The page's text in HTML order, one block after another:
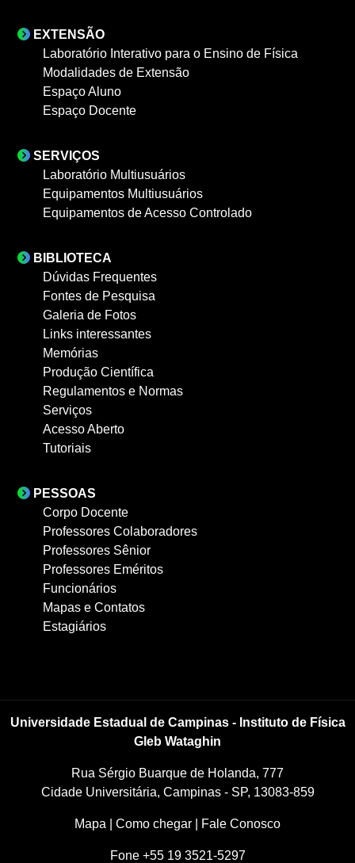
EXTENSÃO
Laboratório Interativo para o Ensino de Física
Modalidades de Extensão
Espaço Aluno
Espaço Docente
SERVIÇOS
Laboratório Multiusuários
Equipamentos Multiusuários
Equipamentos de Acesso Controlado
BIBLIOTECA
Dúvidas Frequentes
Fontes de Pesquisa
Galeria de Fotos
Links interessantes
Memórias
Produção Científica
Regulamentos e Normas
Serviços
Acesso Aberto
Tutoriais
PESSOAS
Corpo Docente
Professores Colaboradores
Professores Sênior
Professores Eméritos
Funcionários
Mapas e Contatos
Estagiários
Universidade Estadual de Campinas - Instituto de Física
Gleb Wataghin
Rua Sérgio Buarque de Holanda, 777
Cidade Universitária, Campinas - SP, 13083-859
Mapa Como chegar Fale Conosco
Fone +55 19 3521-5297